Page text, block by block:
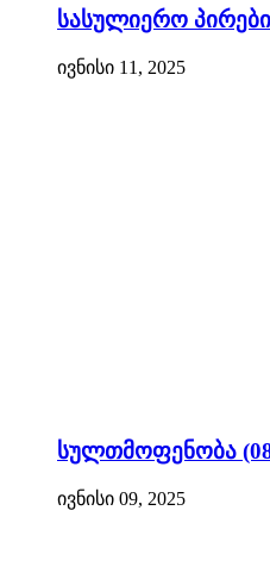
სასულიერო
ივნისი 11, 2025
სულთმოფენობა
ივნისი 09, 2025